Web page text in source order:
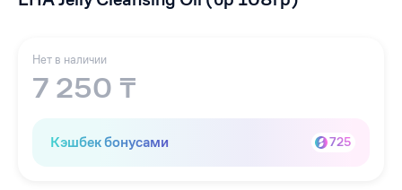
Нет в наличии
7 250 ₸
Кэшбек бонусами 725